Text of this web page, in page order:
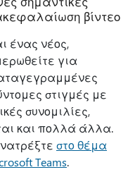
βίντεο
ένας νέος,
για
στιγμές με
συνομιλίες,
και πολλά άλλα.
στο θέμα
Teams.